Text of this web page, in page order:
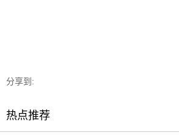
分享到:
热点推荐